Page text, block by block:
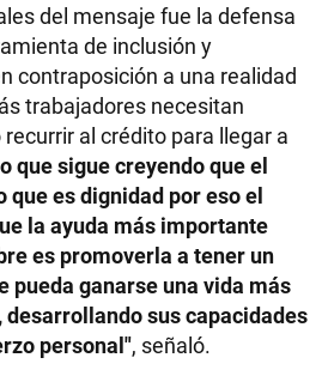
del mensaje fue la defensa
de inclusión y
contraposición a una realidad
trabajadores necesitan
al crédito para llegar a
que sigue creyendo que el
que es dignidad por eso el
la ayuda más importante
es promoverla a tener un
pueda ganarse una vida más
desarrollando sus capacidades
personal", señaló.